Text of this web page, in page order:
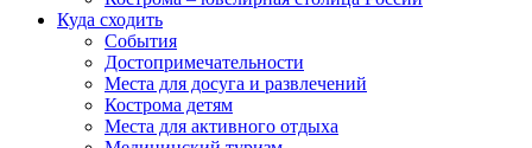
Куда сходить
События
Достопримечательности
Места для досуга и развлечений
Кострома детям
Места для активного отдыха